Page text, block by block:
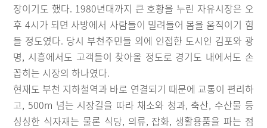
장이기도 했다. 1980년대까지 큰 호황을 누린 자유시장은 오
후 4시가 되면 사방에서 사람들이 밀려들어 몸을 움직이기 힘
들 정도였다. 당시 부천주민들 외에 인접한 도시인 김포와 광
명, 시흥에서도 고객들이 찾아올 정도로 경기도 내에서도 손
꼽히는 시장의 하나였다.
현재도 부천 지하철역과 바로 연결되기 때문에 교통이 편리하
고, 500m 넘는 시장길을 따라 채소와 청과, 축산, 수산물 등
싱싱한 식자재는 물론 식당, 의류, 잡화, 생활용품을 파는 점